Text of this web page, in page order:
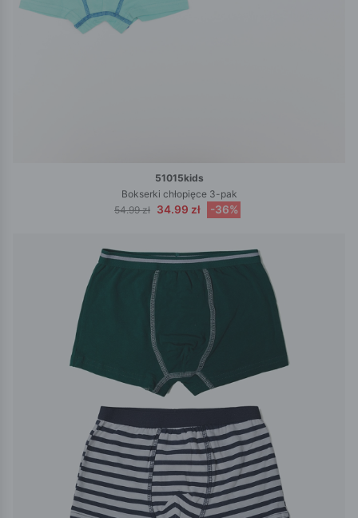
51015kids
Bokserki chłopięce 3-pak
54.99 zł 34.99 zł -36%